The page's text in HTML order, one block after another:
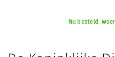
Nu besteld,